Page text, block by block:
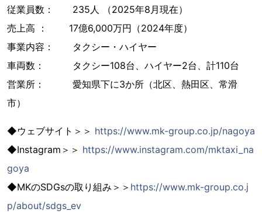
従業員数： 235人 （2025年8月現在）
売上高 ： 17億6,000万円（2024年度）
事業内容： タクシー・ハイヤー
車両数： タクシー108台、ハイヤー2台、計110台
営業所： 愛知県下に3か所（北区、熱田区、常滑
市）
◆ウェブサイト＞＞ https://www.mk-group.co.jp/nagoya
◆Instagram＞＞ https://www.instagram.com/mktaxi_na
goya
◆MKのSDGsの取り組み＞＞ https://www.mk-group.co.j
p/about/sdgs_ev